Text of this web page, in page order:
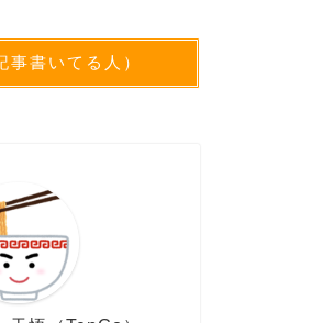
事書いてる人）